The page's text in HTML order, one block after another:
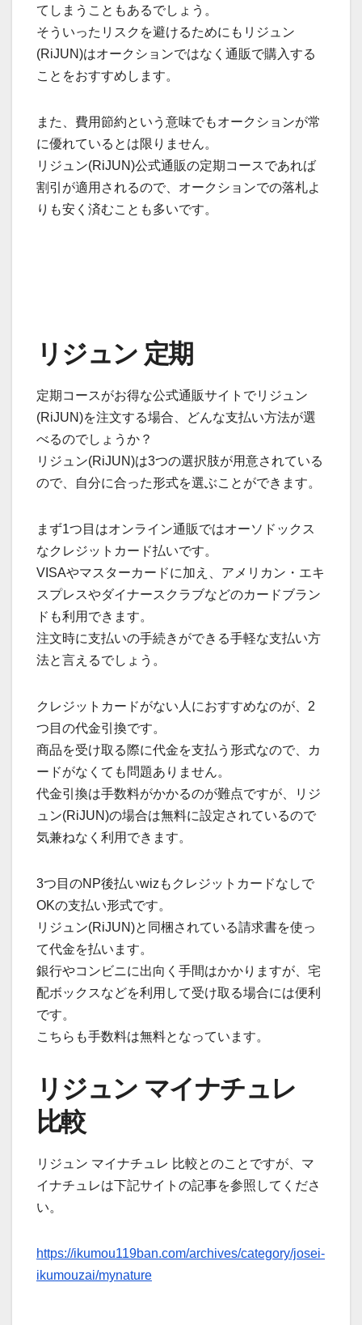
てしまうこともあるでしょう。
そういったリスクを避けるためにもリジュン
(RiJUN)はオークションではなく通販で購入する
ことをおすすめします。
また、費用節約という意味でもオークションが常
に優れているとは限りません。
リジュン(RiJUN)公式通販の定期コースであれば
割引が適用されるので、オークションでの落札よ
りも安く済むことも多いです。
リジュン 定期
定期コースがお得な公式通販サイトでリジュン
(RiJUN)を注文する場合、どんな支払い方法が選
べるのでしょうか？
リジュン(RiJUN)は3つの選択肢が用意されている
ので、自分に合った形式を選ぶことができます。
まず1つ目はオンライン通販ではオーソドックス
なクレジットカード払いです。
VISAやマスターカードに加え、アメリカン・エキ
スプレスやダイナースクラブなどのカードブラン
ドも利用できます。
注文時に支払いの手続きができる手軽な支払い方
法と言えるでしょう。
クレジットカードがない人におすすめなのが、2
つ目の代金引換です。
商品を受け取る際に代金を支払う形式なので、カ
ードがなくても問題ありません。
代金引換は手数料がかかるのが難点ですが、リジ
ュン(RiJUN)の場合は無料に設定されているので
気兼ねなく利用できます。
3つ目のNP後払いwizもクレジットカードなしで
OKの支払い形式です。
リジュン(RiJUN)と同梱されている請求書を使っ
て代金を払います。
銀行やコンビニに出向く手間はかかりますが、宅
配ボックスなどを利用して受け取る場合には便利
です。
こちらも手数料は無料となっています。
リジュン マイナチュレ
比較
リジュン マイナチュレ 比較とのことですが、マ
イナチュレは下記サイトの記事を参照してくださ
い。
https://ikumou119ban.com/archives/category/josei-
ikumouzai/mynature